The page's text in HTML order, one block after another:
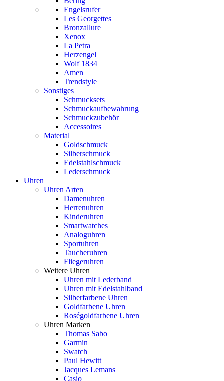
Engelsrufer
Les Georgettes
Bronzallure
Xenox
La Petra
Herzengel
Wolf 1834
Amen
Trendstyle
Sonstiges
Schmucksets
Schmuckaufbewahrung
Schmuckzubehör
Accessoires
Material
Goldschmuck
Silberschmuck
Edelstahlschmuck
Lederschmuck
Uhren
Uhren Arten
Damenuhren
Herrenuhren
Kinderuhren
Smartwatches
Analoguhren
Sportuhren
Taucheruhren
Fliegeruhren
Weitere Uhren
Uhren mit Lederband
Uhren mit Edelstahlband
Silberfarbene Uhren
Goldfarbene Uhren
Roségoldfarbene Uhren
Uhren Marken
Thomas Sabo
Garmin
Swatch
Paul Hewitt
Jacques Lemans
Casio